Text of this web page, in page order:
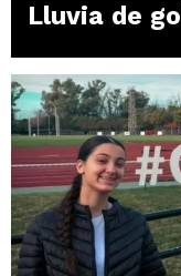
Lluvia de